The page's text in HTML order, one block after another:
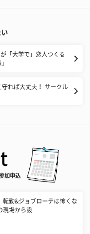
「大学で」恋人つくる
れば大丈夫！ サークル
加申込
転勤&ジョブローテは怖くな
現場から設